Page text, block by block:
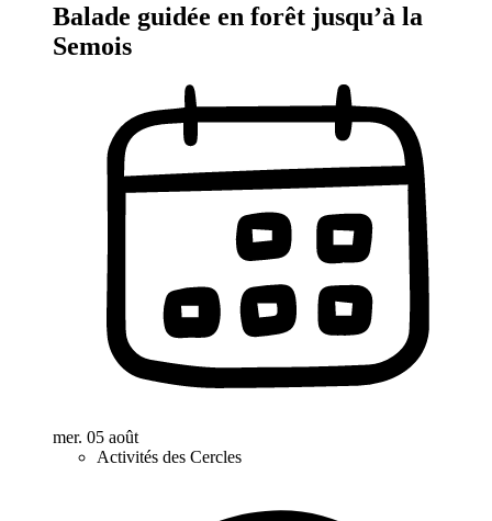
Balade guidée en forêt jusqu’à la
Semois
mer. 05 août
Activités des Cercles